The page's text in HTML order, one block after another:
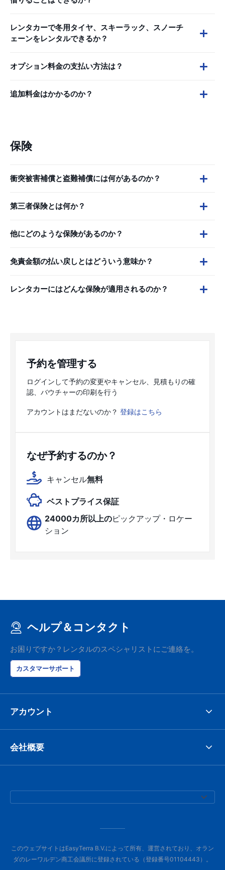
レンタカーで冬用タイヤ、スキーラック、スノーチ
ェーンをレンタルできるか？
オプション料金の支払い方法は？
追加料金はかかるのか？
保険
衝突被害補償と盗難補償には何があるのか？
第三者保険とは何か？
他にどのような保険があるのか？
免責金額の払い戻しとはどういう意味か？
レンタカーにはどんな保険が適用されるのか？
予約を管理する
ログインして予約の変更やキャンセル、見積もりの確
認、バウチャーの印刷を行う
アカウントはまだないのか？ 登録はこちら
なぜ予約するのか？
キャンセル無料
ベストプライス保証
24000カ所以上のピックアップ・ロケー
ション
ヘルプ＆コンタクト
お困りですか？レンタルのスペシャリストにご連絡を。
カスタマーサポート
アカウント
会社概要
このウェブサイトはEasyTerra B.V.によって所有、運営されており、オラン
ダのレーワルデン商工会議所に登録されている（登録番号01104443）。